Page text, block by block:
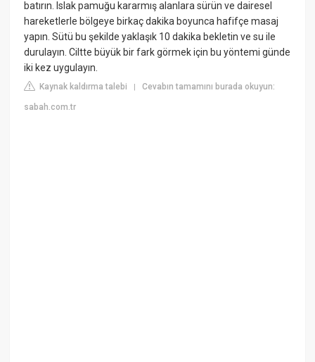
batırın. Islak pamuğu kararmış alanlara sürün ve dairesel
hareketlerle bölgeye birkaç dakika boyunca hafifçe masaj
yapın. Sütü bu şekilde yaklaşık 10 dakika bekletin ve su ile
durulayın. Ciltte büyük bir fark görmek için bu yöntemi günde
iki kez uygulayın.
Kaynak kaldırma talebi |Cevabın tamamını burada okuyun:
sabah.com.tr